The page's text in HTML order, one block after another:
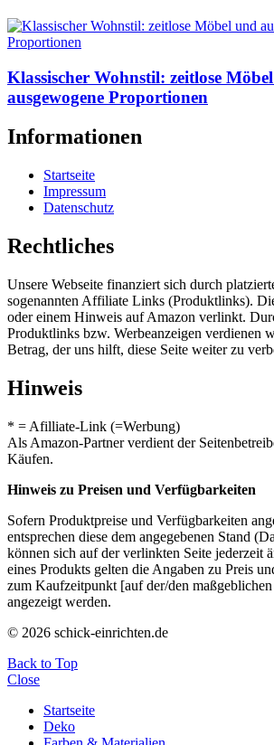
Klassischer Wohnstil: zeitlose
ausgewogene Proportionen
Informationen
Startseite
Impressum
Datenschutz
Rechtliches
Unsere Webseite finanziert sich durch
sogenannten Affiliate Links (Produktlinks).
oder einem Hinweis auf Amazon verlinkt.
Produktlinks bzw. Werbeanzeigen verdienen
Betrag, der uns hilft, diese Seite weiter zu
Hinweis
* = Afilliate-Link (=Werbung)
Als Amazon-Partner verdient der
Käufen.
Hinweis zu Preisen und Verfügbarkeiten
Sofern Produktpreise und Verfügbarkeiten
entsprechen diese dem angegebenen Stand
können sich auf der verlinkten Seite jederzeit
eines Produkts gelten die Angaben zu Preis
zum Kaufzeitpunkt [auf der/den
angezeigt werden.
© 2026 schick-einrichten.de
Back to Top
Close
Startseite
Deko